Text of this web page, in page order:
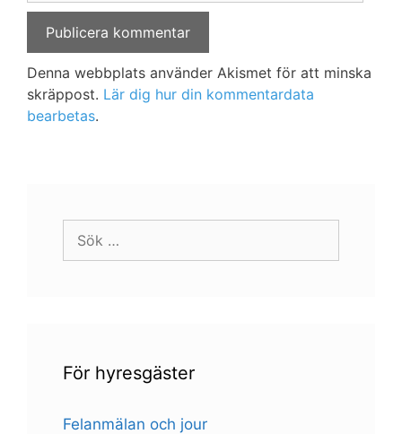
Denna webbplats använder Akismet för att minska
skräppost. Lär dig hur din kommentardata
bearbetas.
För hyresgäster
Felanmälan och jour